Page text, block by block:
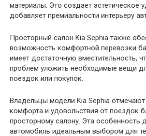
материалы. Это создает эстетическое
добавляет премиальности интерьеру
Просторный салон Kia Sephia также
возможность комфортной перевозки
имеет достаточную вместительность,
проблем уложить необходимые вещи
поездок или покупок.
Владельцы модели Kia Sephia
комфорта и удовольствия от поездок
просторному салону. Эта особенность
автомобиль идеальным выбором для